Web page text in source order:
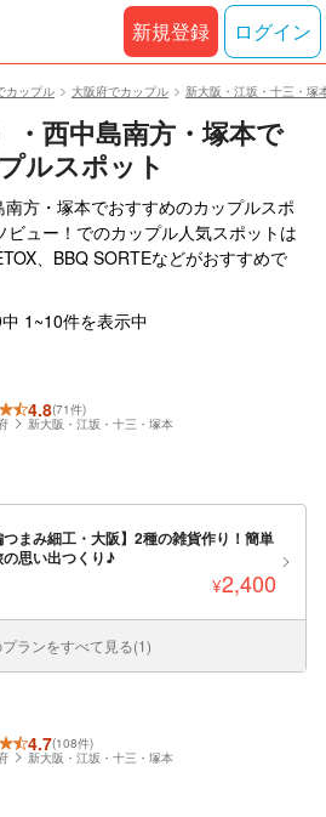
カップル 大阪府でカップル 新大阪・江坂・十三・塚
・西中島南方・塚本で
ルスポット
方・塚本でおすすめのカップルスポ
ビュー！でのカップル人気スポットは
、BBQ SORTEなどがおすすめで
1~10件を表示中
4.8(71件)
新大阪・江坂・十三・塚本
つまみ細工・大阪】2種の雑貨作り！簡単
思い出つくり♪
¥2,400
プランをすべて見る(1)
4.7(108件)
新大阪・江坂・十三・塚本
新規登録 ログイン